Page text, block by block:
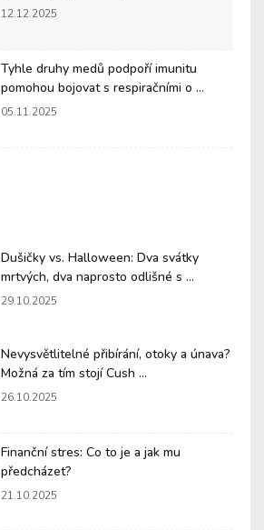
12.12.2025
Tyhle druhy medů podpoří imunitu
pomohou bojovat s respiračními o ...
05.11.2025
Dušičky vs. Halloween: Dva svátky
mrtvých, dva naprosto odlišné s ...
29.10.2025
Nevysvětlitelné přibírání, otoky a únava?
Možná za tím stojí Cush ...
26.10.2025
Finanční stres: Co to je a jak mu
předcházet?
21.10.2025